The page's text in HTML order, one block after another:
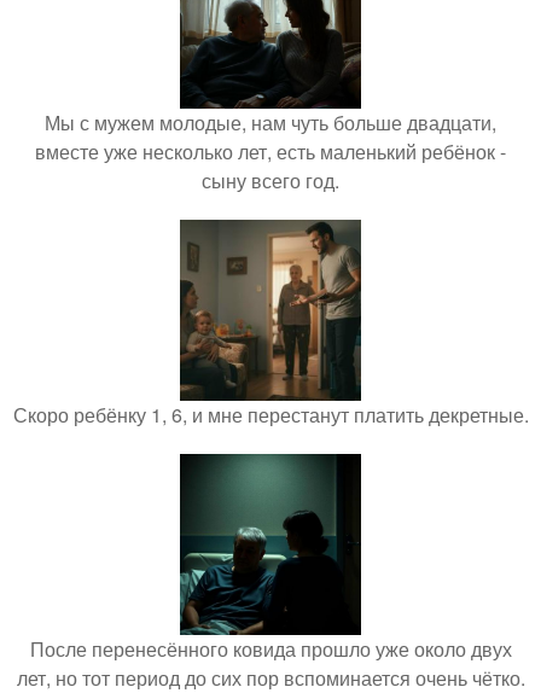
Мы с мужем молодые, нам чуть больше двадцати,
вместе уже несколько лет, есть маленький ребёнок -
сыну всего год.
Скоро ребёнку 1, 6, и мне перестанут платить декретные.
После перенесённого ковида прошло уже около двух
лет, но тот период до сих пор вспоминается очень чётко.